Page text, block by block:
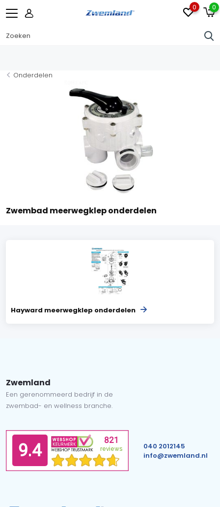
0 0
Onderdelen
Zwembad meerwegklep onderdelen
Hayward meerwegklep onderdelen
Zwemland
Een gerenommeerd bedrijf in de
zwembad- en wellness branche.
040 2012145
info@zwemland.nl